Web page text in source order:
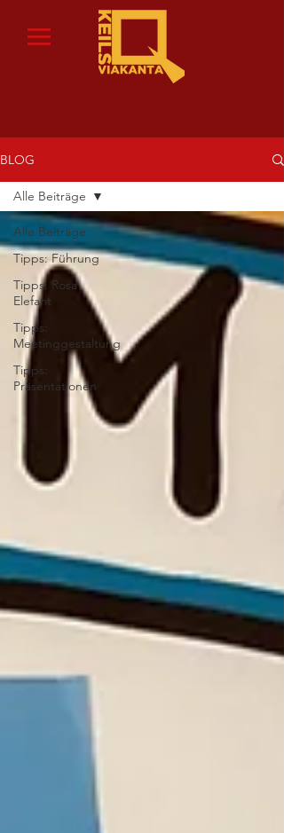
BLOG
Alle Beiträge
Tipps: Führung
Tipps: Rosa
Elefant
Tipps:
Meetinggestaltung
Tipps:
Präsentationen
Alle Beiträge